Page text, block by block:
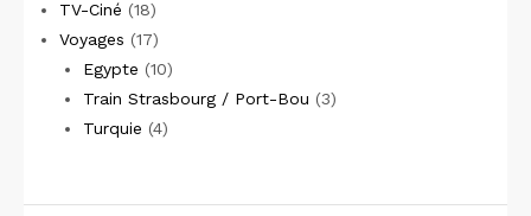
TV-Ciné (18)
Voyages (17)
Egypte (10)
Train Strasbourg / Port-Bou (3)
Turquie (4)